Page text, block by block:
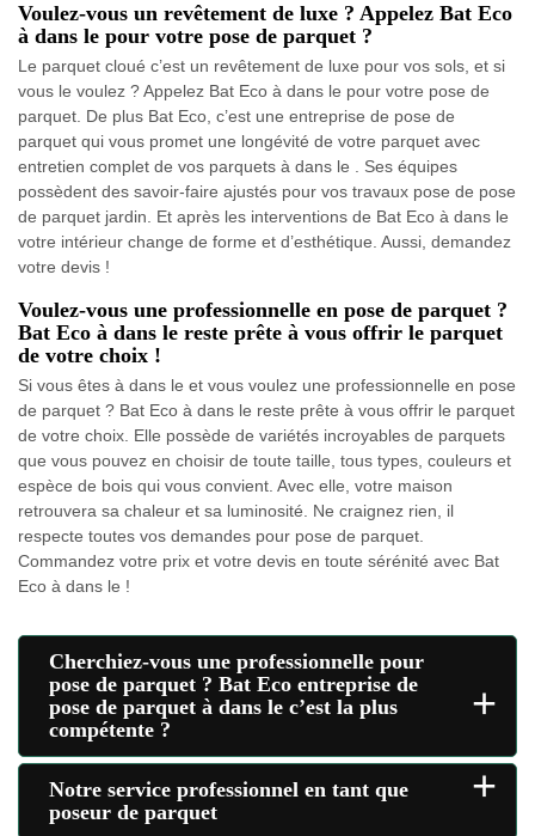
Voulez-vous un revêtement de luxe ? Appelez Bat Eco
à dans le pour votre pose de parquet ?
Le parquet cloué c’est un revêtement de luxe pour vos sols, et si
vous le voulez ? Appelez Bat Eco à dans le pour votre pose de
parquet. De plus Bat Eco, c’est une entreprise de pose de
parquet qui vous promet une longévité de votre parquet avec
entretien complet de vos parquets à dans le . Ses équipes
possèdent des savoir-faire ajustés pour vos travaux pose de pose
de parquet jardin. Et après les interventions de Bat Eco à dans le
votre intérieur change de forme et d’esthétique. Aussi, demandez
votre devis !
Voulez-vous une professionnelle en pose de parquet ?
Bat Eco à dans le reste prête à vous offrir le parquet
de votre choix !
Si vous êtes à dans le et vous voulez une professionnelle en pose
de parquet ? Bat Eco à dans le reste prête à vous offrir le parquet
de votre choix. Elle possède de variétés incroyables de parquets
que vous pouvez en choisir de toute taille, tous types, couleurs et
espèce de bois qui vous convient. Avec elle, votre maison
retrouvera sa chaleur et sa luminosité. Ne craignez rien, il
respecte toutes vos demandes pour pose de parquet.
Commandez votre prix et votre devis en toute sérénité avec Bat
Eco à dans le !
Cherchiez-vous une professionnelle pour
pose de parquet ? Bat Eco entreprise de
pose de parquet à dans le c’est la plus
compétente ?
+
Notre service professionnel en tant que
poseur de parquet
+